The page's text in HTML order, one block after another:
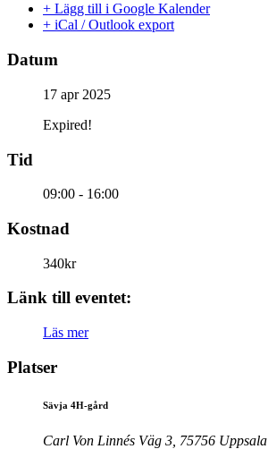
+ Lägg till i Google Kalender
+ iCal / Outlook export
Datum
17 apr 2025
Expired!
Tid
09:00 - 16:00
Kostnad
340kr
Länk till eventet:
Läs mer
Platser
Sävja 4H-gård
Carl Von Linnés Väg 3, 75756 Uppsala